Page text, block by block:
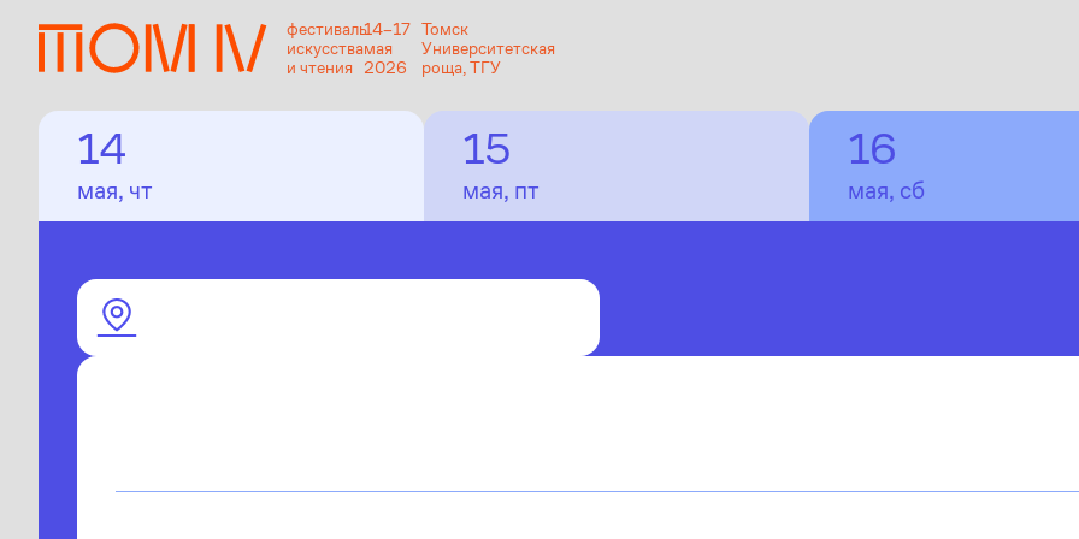
фестиваль
искусства
и чтения
14–17
мая
2026
Томск
Университетская
роща, ТГУ
14
мая, чт
15
мая, пт
16
мая, сб